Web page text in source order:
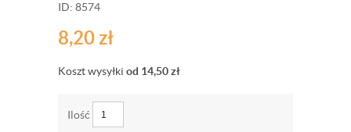
ID: 8574
8,20zł
Koszt wysyłki od 14,50zł
Ilość